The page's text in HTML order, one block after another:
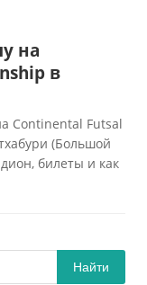
на
в
Continental Futsal
(Большой
билеты и как
Найти